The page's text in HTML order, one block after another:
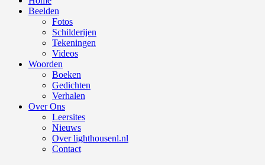
Beelden
Fotos
Schilderijen
Tekeningen
Videos
Woorden
Boeken
Gedichten
Verhalen
Over Ons
Leersites
Nieuws
Over lighthousenl.nl
Contact